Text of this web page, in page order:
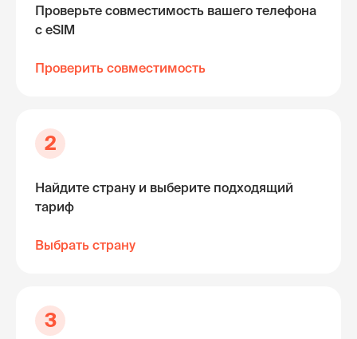
Проверьте совместимость вашего телефона
с eSIM
Проверить совместимость
2
Найдите страну и выберите подходящий
тариф
Выбрать страну
3